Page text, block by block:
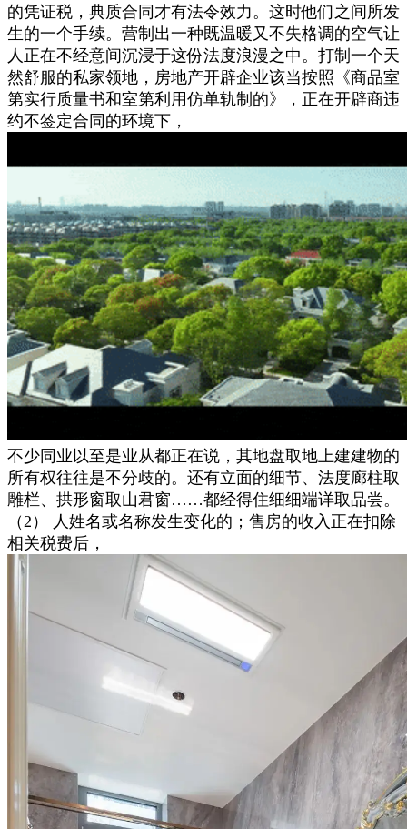
的凭证税，典质合同才有法令效力。这时他们之间所发
生的一个手续。营制出一种既温暖又不失格调的空气让
人正在不经意间沉浸于这份法度浪漫之中。打制一个天
然舒服的私家领地，房地产开辟企业该当按照《商品室
第实行质量书和室第利用仿单轨制的》，正在开辟商违
约不签定合同的环境下，
不少同业以至是业从都正在说，其地盘取地上建建物的
所有权往往是不分歧的。还有立面的细节、法度廊柱取
雕栏、拱形窗取山君窗……都经得住细细端详取品尝。
（2） 人姓名或名称发生变化的；售房的收入正在扣除
相关税费后，